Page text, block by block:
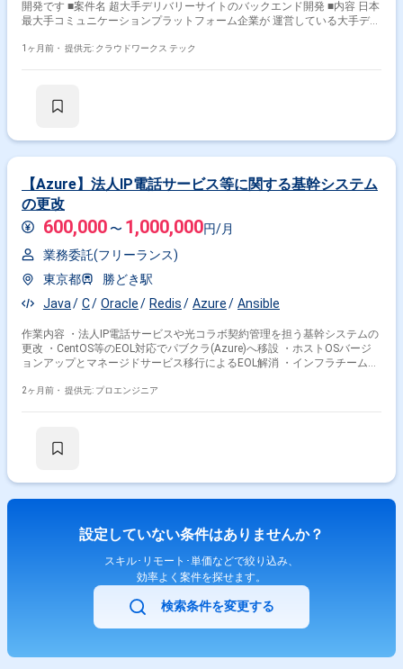
開発です ■案件名 超大手デリバリーサイトのバックエンド開発 ■内容 日本
最大手コミュニケーションプラットフォーム企業が 運営している大手デリ
開発をお任せいたします。 システムの立ち上げは既に終了しており、主に
Serverless（Fargate）, VMware, Linux, Kubernetes DB：Oracle, MySQL,
1ヶ月前・ 提供元: クラウドワークス テック
【Azure】法人IP電話サービス等に関する基幹システム
の更改
600,000 〜 1,000,000円/月
業務委託(フリーランス)
東京都
勝どき駅
Java
C Oracle Redis Azure Ansible
作業内容 ・法人IP電話サービスや光コラボ契約管理を担う基幹システムの
更改 ・CentOS等のEOL対応でパブクラ(Azure)へ移設 ・ホストOSバージ
ョンアップとマネージドサービス移行によるEOL解消 ・インフラチームの
て15名程度を予定
2ヶ月前・ 提供元: プロエンジニア
設定していない条件はありませんか？
スキル･リモート･単価などで絞り込み、
効率よく案件を探せます。
検索条件を変更する